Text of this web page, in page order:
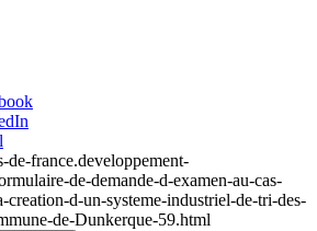
de-france.developpement-
de-demande-d-examen-au-cas-
creation-d-un-systeme-industriel-de-tri-des-
de-Dunkerque-59.html